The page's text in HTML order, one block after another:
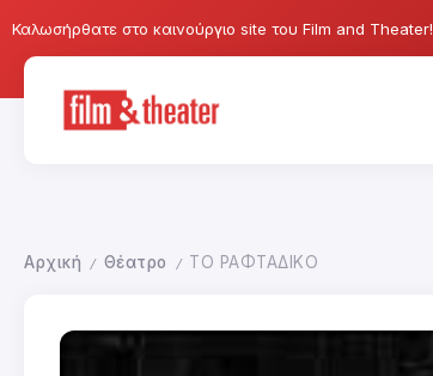
Καλωσήρθατε στο καινούργιο site του Film and Theater!
Αρχική / Θέατρο / ΤΟ ΡΑΦΤΑΔΙΚΟ